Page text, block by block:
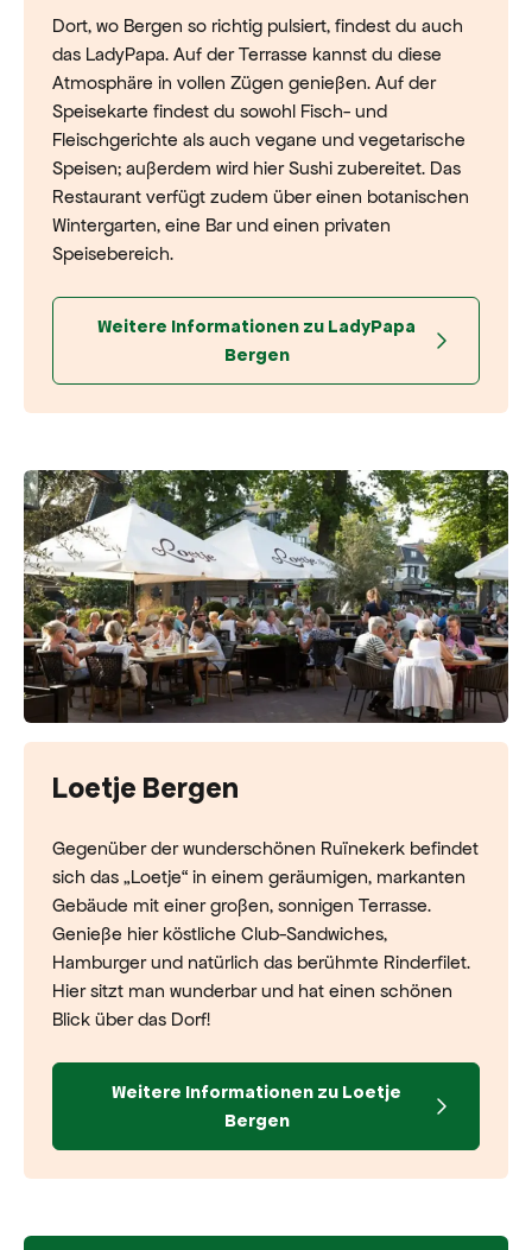
Dort, wo Bergen so richtig pulsiert, findest du auch
das LadyPapa. Auf der Terrasse kannst du diese
Atmosphäre in vollen Zügen genießen. Auf der
Speisekarte findest du sowohl Fisch- und
Fleischgerichte als auch vegane und vegetarische
Speisen; außerdem wird hier Sushi zubereitet. Das
Restaurant verfügt zudem über einen botanischen
Wintergarten, eine Bar und einen privaten
Speisebereich.
Weitere Informationen zu LadyPapa
Bergen
Loetje Bergen
Gegenüber der wunderschönen Ruïnekerk befindet
sich das „Loetje“ in einem geräumigen, markanten
Gebäude mit einer großen, sonnigen Terrasse.
Genieße hier köstliche Club-Sandwiches,
Hamburger und natürlich das berühmte Rinderfilet.
Hier sitzt man wunderbar und hat einen schönen
Blick über das Dorf!
Weitere Informationen zu Loetje
Bergen